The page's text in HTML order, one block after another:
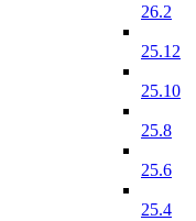
26.2
25.12
25.10
25.8
25.6
25.4